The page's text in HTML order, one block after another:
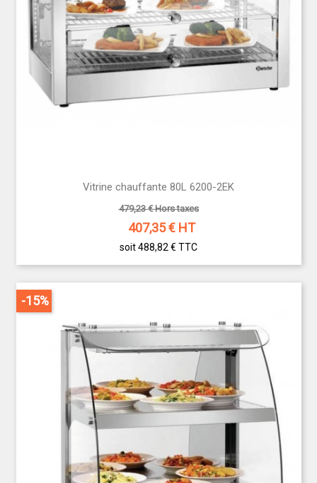
Vitrine chauffante 80L 6200-2EK
479,23 € Hors taxes
407,35€ HT
soit 488,82 € TTC
-15%